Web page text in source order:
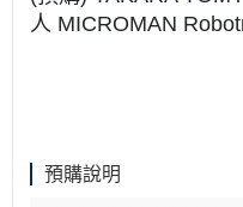
人 MICROMAN
預購說明